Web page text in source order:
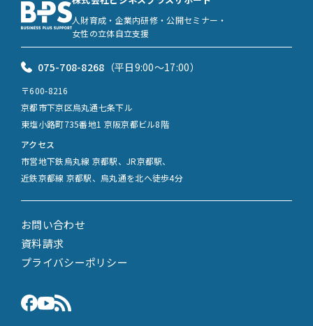
お問い合わせ
資料請求
プライバシーポリシー
人財育成・企業内研修・公開セミナー・
女性の立体自立支援
075-708-8268 （平日9:00〜17:00）
〒600-8216
京都市下京区烏丸通七条下ル
東塩小路町735番地1 京阪京都ビル8階
アクセス
市営地下鉄烏丸線 京都駅、JR京都駅、
近鉄京都線 京都駅、烏丸通を北へ徒歩4分